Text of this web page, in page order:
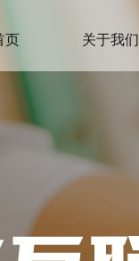
页 关于我们